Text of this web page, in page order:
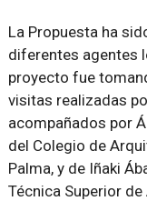
La Propuesta ha
diferentes agentes
proyecto fue
visitas realizadas
acompañados por
del Colegio de
Palma, y de Iñaki
Técnica Superior